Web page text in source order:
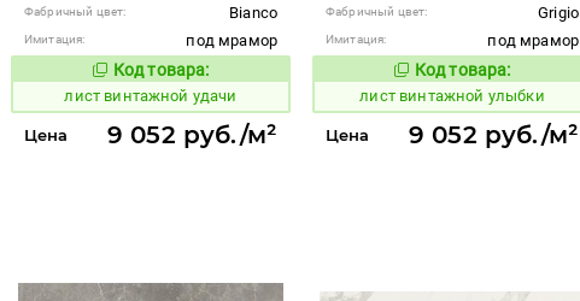
Фабричный цвет: Bianco
Имитация:
под мрамор
Код товара:
876985 Код товара:
лист винтажной удачи
Цена 9 052 руб./м²
Фабричный цвет: Grigio
Имитация:
под мрамор
Код товара:
876986Код товара:
лист винтажной улыбки
Цена 9 052 руб./м²